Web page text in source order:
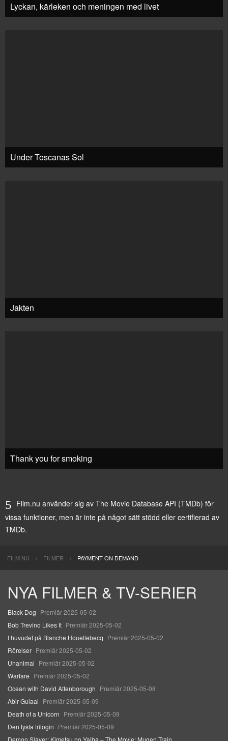
Lyckan, kärleken och meningen med livet
Under Toscanas Sol
Jakten
Thank you for smoking
Film.nu använder sig av The Movie Database API (TMDb) för
vissa funktioner, men är inte på något sätt stödd eller certifierad av
TMDb.
FILM.NU FILMER PAYMENT ON DEMAND
NYA FILMER & TV-SERIER
Black Dog Premiär 2025-05-02
Bob Trevino Likes It Premiär 2025-05-02
I huvudet på Blanche Houellebecq Premiär 2025-05-02
Rörelser Premiär 2025-05-02
Unanimal Premiär 2025-05-02
Warfare Premiär 2025-05-02
Ocean with David Attenborough Premiär 2025-05-08
Abir Gulaal Premiär 2025-05-09
Death of a Unicorn Premiär 2025-05-09
Den tysta trilogin Premiär 2025-05-09
Demon Slayer: Kimetsu no Yaiba – The Movie: Mugen Train